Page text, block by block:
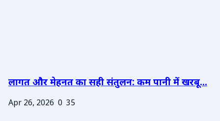
लागत और मेहनत का सही संतुलन: कम पानी में खरबू...
Apr 26, 2026 0 35